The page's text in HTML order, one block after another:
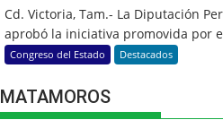
Cd. Victoria, Tam.- La Diputación
aprobó la iniciativa promovida por
Congreso del Estado Destacados
MATAMOROS